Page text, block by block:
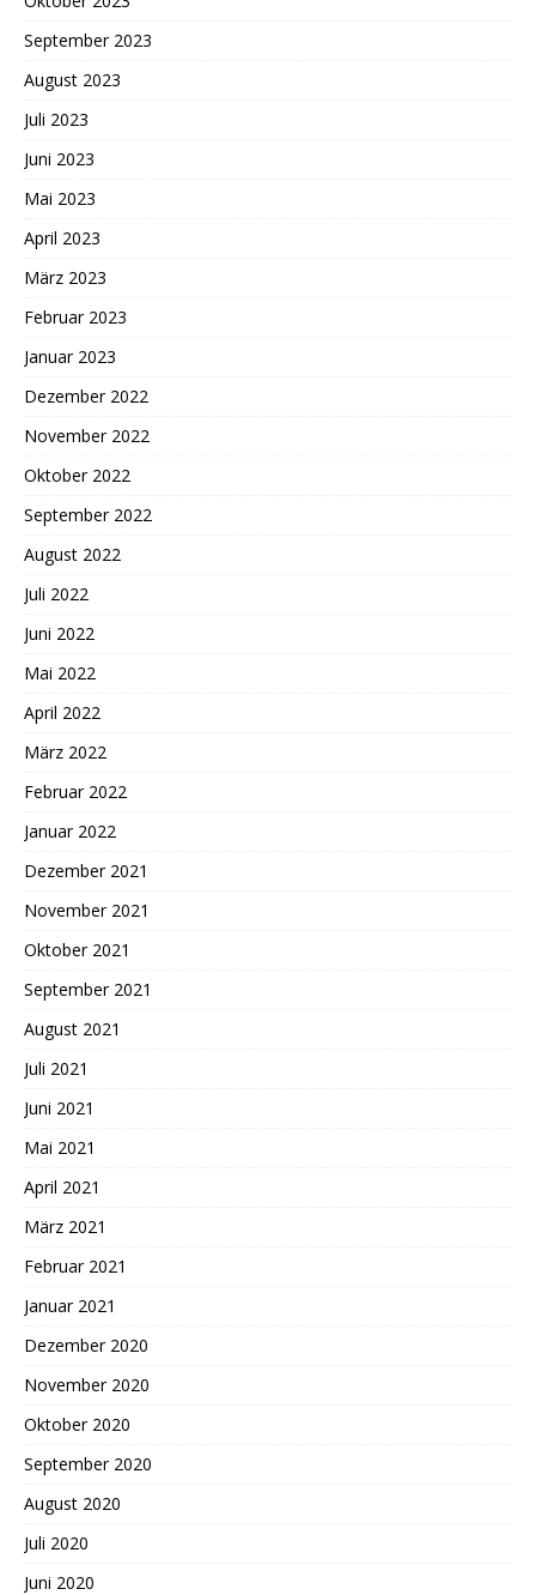
September 2023
August 2023
Juli 2023
Juni 2023
Mai 2023
April 2023
März 2023
Februar 2023
Januar 2023
Dezember 2022
November 2022
Oktober 2022
September 2022
August 2022
Juli 2022
Juni 2022
Mai 2022
April 2022
März 2022
Februar 2022
Januar 2022
Dezember 2021
November 2021
Oktober 2021
September 2021
August 2021
Juli 2021
Juni 2021
Mai 2021
April 2021
März 2021
Februar 2021
Januar 2021
Dezember 2020
November 2020
Oktober 2020
September 2020
August 2020
Juli 2020
Juni 2020